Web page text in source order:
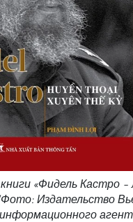
«Фидель Кастро –
Издательство
информационного